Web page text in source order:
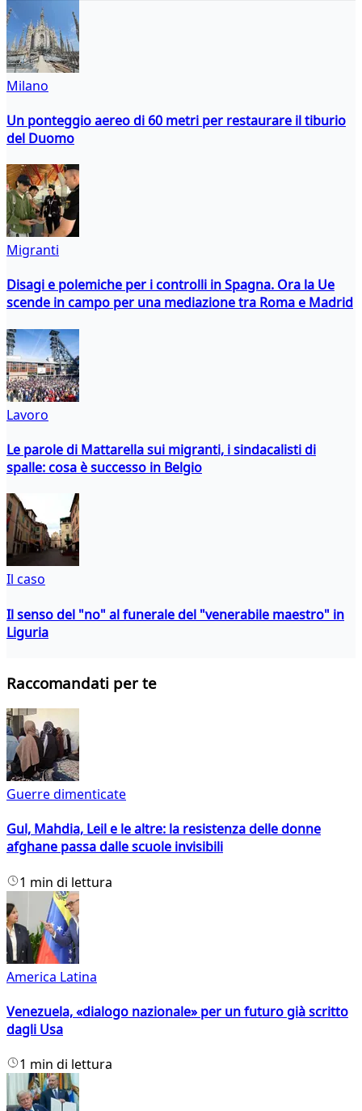
Milano
Un ponteggio aereo di 60 metri per restaurare il tiburio
del Duomo
Migranti
Disagi e polemiche per i controlli in Spagna. Ora la Ue
scende in campo per una mediazione tra Roma e Madrid
Lavoro
Le parole di Mattarella sui migranti, i sindacalisti di
spalle: cosa è successo in Belgio
Il caso
Il senso del "no" al funerale del "venerabile maestro" in
Liguria
Raccomandati per te
Guerre dimenticate
Gul, Mahdia, Leil e le altre: la resistenza delle donne
afghane passa dalle scuole invisibili
1 min di lettura
America Latina
Venezuela, «dialogo nazionale» per un futuro già scritto
dagli Usa
1 min di lettura